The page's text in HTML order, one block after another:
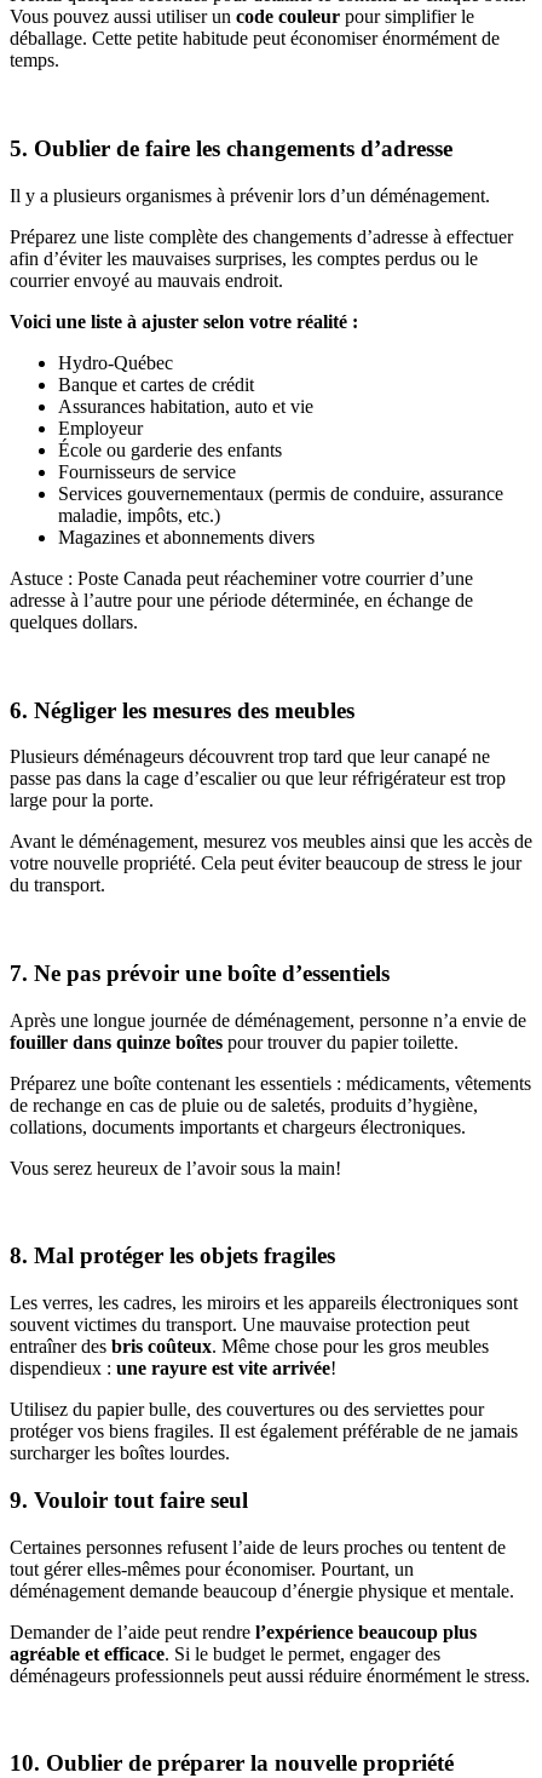
Vous pouvez aussi utiliser un code couleur pour simplifier le
déballage. Cette petite habitude peut économiser énormément de
temps.
5. Oublier de faire les changements d’adresse
Il y a plusieurs organismes à prévenir lors d’un déménagement.
Préparez une liste complète des changements d’adresse à effectuer
afin d’éviter les mauvaises surprises, les comptes perdus ou le
courrier envoyé au mauvais endroit.
Voici une liste à ajuster selon votre réalité :
Hydro-Québec
Banque et cartes de crédit
Assurances habitation, auto et vie
Employeur
École ou garderie des enfants
Fournisseurs de service
Services gouvernementaux (permis de conduire, assurance
maladie, impôts, etc.)
Magazines et abonnements divers
Astuce : Poste Canada peut réacheminer votre courrier d’une
adresse à l’autre pour une période déterminée, en échange de
quelques dollars.
6. Négliger les mesures des meubles
Plusieurs déménageurs découvrent trop tard que leur canapé ne
passe pas dans la cage d’escalier ou que leur réfrigérateur est trop
large pour la porte.
Avant le déménagement, mesurez vos meubles ainsi que les accès de
votre nouvelle propriété. Cela peut éviter beaucoup de stress le jour
du transport.
7. Ne pas prévoir une boîte d’essentiels
Après une longue journée de déménagement, personne n’a envie de
fouiller dans quinze boîtes pour trouver du papier toilette.
Préparez une boîte contenant les essentiels : médicaments, vêtements
de rechange en cas de pluie ou de saletés, produits d’hygiène,
collations, documents importants et chargeurs électroniques.
Vous serez heureux de l’avoir sous la main!
8. Mal protéger les objets fragiles
Les verres, les cadres, les miroirs et les appareils électroniques sont
souvent victimes du transport. Une mauvaise protection peut
entraîner des bris coûteux. Même chose pour les gros meubles
dispendieux : une rayure est vite arrivée!
Utilisez du papier bulle, des couvertures ou des serviettes pour
protéger vos biens fragiles. Il est également préférable de ne jamais
surcharger les boîtes lourdes.
9. Vouloir tout faire seul
Certaines personnes refusent l’aide de leurs proches ou tentent de
tout gérer elles-mêmes pour économiser. Pourtant, un
déménagement demande beaucoup d’énergie physique et mentale.
Demander de l’aide peut rendre l’expérience beaucoup plus
agréable et efficace. Si le budget le permet, engager des
déménageurs professionnels peut aussi réduire énormément le stress.
10. Oublier de préparer la nouvelle propriété